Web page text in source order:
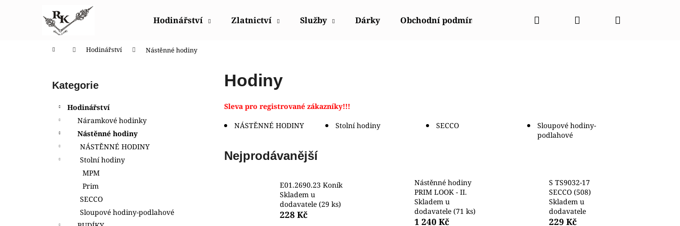
Hodinářství Zlatnictví Služby Dárky Obchodní podmínky Napište nám Kontakty
Hledat PřihlášeníNákupní
Domů Hodinářství Nástěnné hodiny
Přeskočit
kategorie
Kategorie
Hodinářství
Náramkové hodinky
Nástěnné hodiny
NÁSTĚNNÉ HODINY
Stolní hodiny
MPM
Prim
SECCO
Sloupové hodiny-podlahové
Hodiny
Sleva pro registrované zákazníky!!!
NÁSTĚNNÉ HODINY
Stolní hodiny SECCO
Sloupové hodiny-
podlahové
Nejprodávanější
E01.2690.23 Koník
Skladem u
dodavatele (29 ks)
228 Kč
Nástěnné hodiny
PRIM LOOK - II.
Skladem u
dodavatele (71 ks)
1 240 Kč
S TS9032-17
SECCO (508)
Skladem u
dodavatele
229 Kč
Zpět
Zpět
HODINKY ORIENT LUG1C001BH
HODINKY ORIENT FUB9B003W0
HODINKY ORIENT CGW01001W0